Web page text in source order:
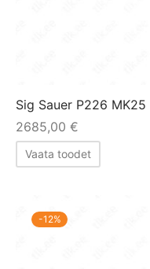
Sig Sauer P226 MK25
2685,00 €
Vaata toodet
-12%